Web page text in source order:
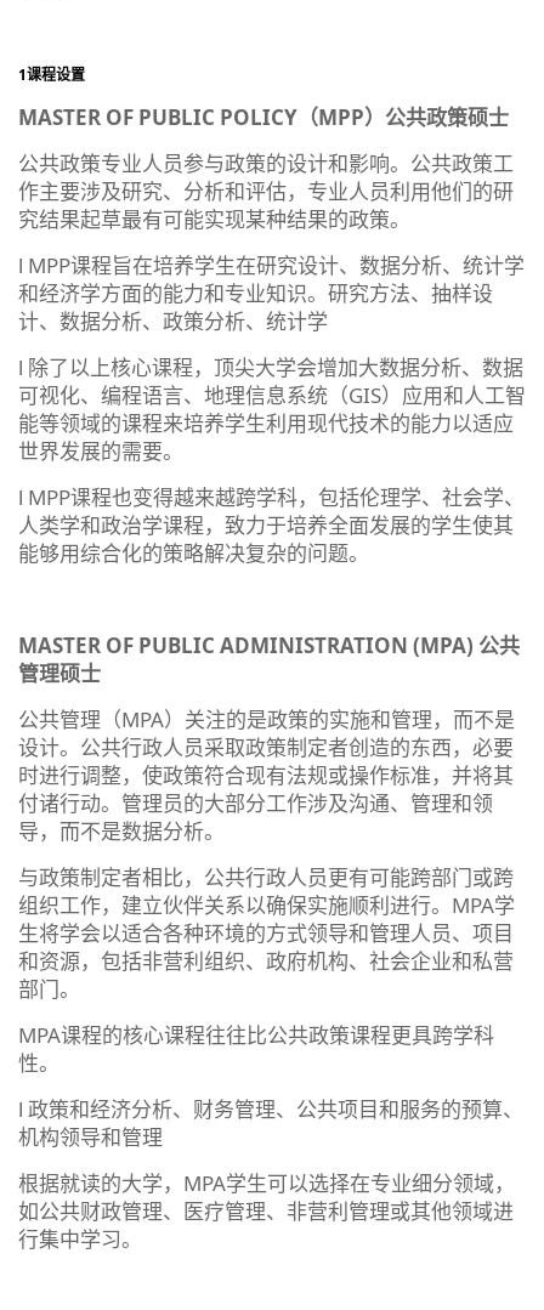
1课程设置
MASTER OF PUBLIC POLICY（MPP）公共政策硕士
公共政策专业人员参与政策的设计和影响。公共政策工
作主要涉及研究、分析和评估，专业人员利用他们的研
究结果起草最有可能实现某种结果的政策。
l MPP课程旨在培养学生在研究设计、数据分析、统计学
和经济学方面的能力和专业知识。研究方法、抽样设
计、数据分析、政策分析、统计学
l 除了以上核心课程，顶尖大学会增加大数据分析、数据
可视化、编程语言、地理信息系统（GIS）应用和人工智
能等领域的课程来培养学生利用现代技术的能力以适应
世界发展的需要。
l MPP课程也变得越来越跨学科，包括伦理学、社会学、
人类学和政治学课程，致力于培养全面发展的学生使其
能够用综合化的策略解决复杂的问题。
MASTER OF PUBLIC ADMINISTRATION (MPA) 公共
管理硕士
公共管理（MPA）关注的是政策的实施和管理，而不是
设计。公共行政人员采取政策制定者创造的东西，必要
时进行调整，使政策符合现有法规或操作标准，并将其
付诸行动。管理员的大部分工作涉及沟通、管理和领
导，而不是数据分析。
与政策制定者相比，公共行政人员更有可能跨部门或跨
组织工作，建立伙伴关系以确保实施顺利进行。MPA学
生将学会以适合各种环境的方式领导和管理人员、项目
和资源，包括非营利组织、政府机构、社会企业和私营
部门。
MPA课程的核心课程往往比公共政策课程更具跨学科
性。
l 政策和经济分析、财务管理、公共项目和服务的预算、
机构领导和管理
根据就读的大学，MPA学生可以选择在专业细分领域，
如公共财政管理、医疗管理、非营利管理或其他领域进
行集中学习。